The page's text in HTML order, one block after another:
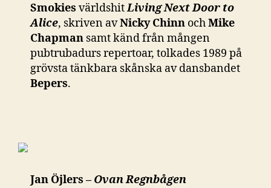
Smokies världshitLiving Next Door to
Alice, skriven avNicky Chinn ochMike
Chapman samt känd från mången
pubtrubadurs repertoar, tolkades 1989 på
grövsta tänkbara skånska av dansbandet
Bepers.
Jan Öjlers – Ovan Regnbågen